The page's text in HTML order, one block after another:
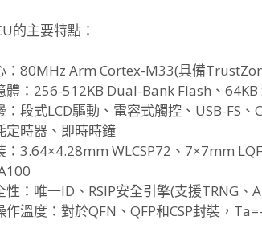
的主要特點：
：80MHz Arm Cortex-M33(具備
體：256-512KB Dual-Bank Flash、64KB
：段式LCD驅動、電容式觸控、USB-FS、
定時器、 即時時鐘
：3.64×4.28mm WLCSP72、7×7mm
性：唯一ID、RSIP安全引擎(支援TRNG、
作溫度：對於QFN、QFP和CSP封裝，